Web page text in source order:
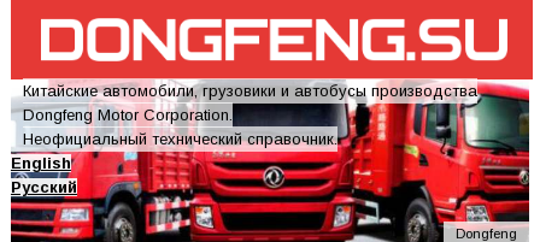
Китайские автомобили, грузовики и автобусы производства
Dongfeng Motor Corporation.
Неофициальный технический справочник.
English
Русский
Dongfeng